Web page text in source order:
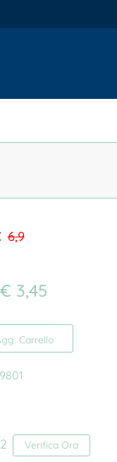
6,9
€ 3,45
Carrello
Verifica Ora
2